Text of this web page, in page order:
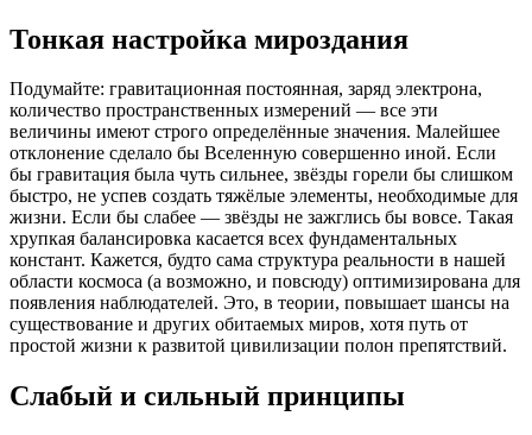
Тонкая настройка мироздания
Подумайте: гравитационная постоянная, заряд электрона,
количество пространственных измерений — все эти
величины имеют строго определённые значения. Малейшее
отклонение сделало бы Вселенную совершенно иной. Если
бы гравитация была чуть сильнее, звёзды горели бы слишком
быстро, не успев создать тяжёлые элементы, необходимые для
жизни. Если бы слабее — звёзды не зажглись бы вовсе. Такая
хрупкая балансировка касается всех фундаментальных
констант. Кажется, будто сама структура реальности в нашей
области космоса (а возможно, и повсюду) оптимизирована для
появления наблюдателей. Это, в теории, повышает шансы на
существование и других обитаемых миров, хотя путь от
простой жизни к развитой цивилизации полон препятствий.
Слабый и сильный принципы